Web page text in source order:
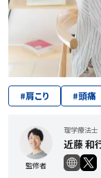
#肩こり #頭痛
監修者
理学療法士
近藤 和